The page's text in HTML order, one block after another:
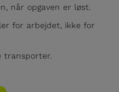
når opgaven er løst.
for arbejdet, ikke for
transporter.